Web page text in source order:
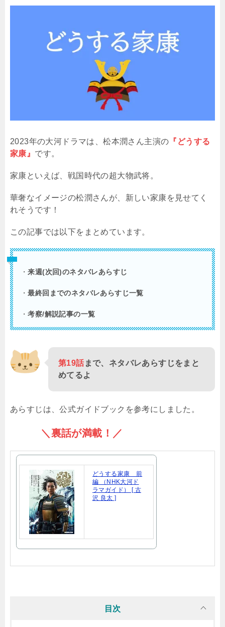
2023年の大河ドラマは、松本潤さん主演の 『どうする
家康』 です。
家康といえば、戦国時代の超大物武将。
華奢なイメージの松潤さんが、新しい家康を見せてく
れそうです！
この記事では以下をまとめています。
・来週(次回)のネタバレあらすじ
・最終回までのネタバレあらすじ一覧
・考察/解説記事の一覧
第19話まで、ネタバレあらすじをまと
めてるよ
あらすじは、公式ガイドブックを参考にしました。
＼裏話が満載！／
どうする家康 前
編 （NHK大河ド
ラマガイド） [ 古
沢 良太 ]
目次